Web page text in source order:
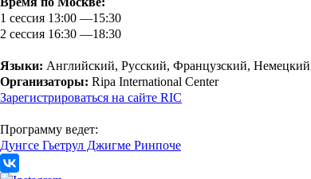
1 сессия 13:00 —15:30
2 сессия 16:30 —18:30
Языки: Английский, Русский, Французский,
Организаторы: Ripa International Center
Зарегистрироваться на сайте RIC
Программу ведет:
Дунгсе Гьетрул Джигме Ринпоче